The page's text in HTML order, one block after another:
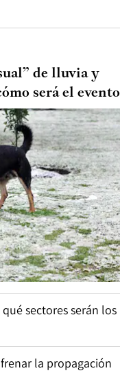
de lluvia y
será el evento
sectores serán los
la propagación